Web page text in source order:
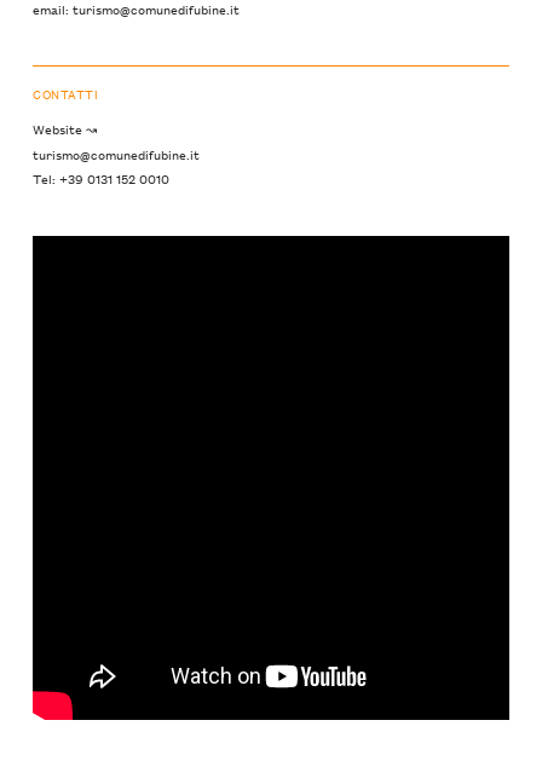
email: turismo@comunedifubine.it
CONTATTI
Website ↝
turismo@comunedifubine.it
Tel: +39 0131 152 0010